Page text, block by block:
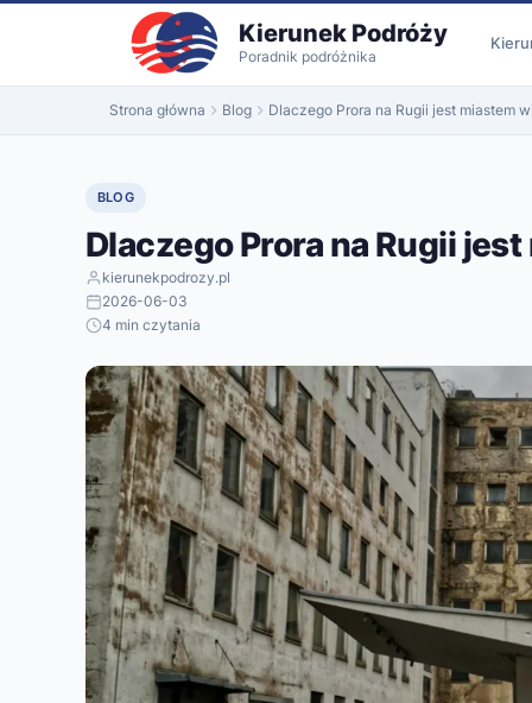
do
Kierunek Podróży
Poradnik podróżnika
Strona główna Blog Dlaczego Prora na Rugii jest miastem
BLOG
Dlaczego Prora na Rugii
kierunekpodrozy.pl
2026-06-03
4 min czytania